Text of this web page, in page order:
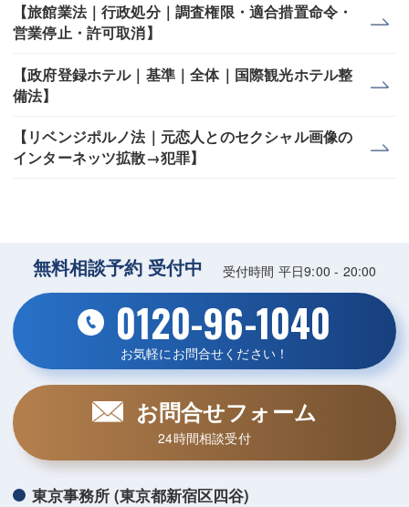
【旅館業法｜行政処分｜調査権限・適合措置命令・
営業停止・許可取消】
【政府登録ホテル｜基準｜全体｜国際観光ホテル整
備法】
【リベンジポルノ法｜元恋人とのセクシャル画像の
インターネッツ拡散→犯罪】
無料相談予約 受付中 受付時間 平日9:00 - 20:00
0120-96-1040
お気軽にお問合せください！
お問合せフォーム
24時間相談受付
東京事務所 (東京都新宿区四谷)